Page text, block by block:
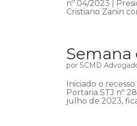
nº 04/2023 |
Cristiano Zanin
Semana
porSCMD
Iniciado o
Portaria STJ nº
julho de 2023,